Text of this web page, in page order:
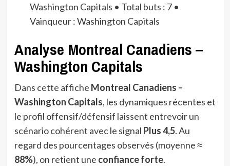
Washington Capitals • Total buts : 7 •
Vainqueur : Washington Capitals
Analyse Montreal Canadiens –
Washington Capitals
Dans cette affiche Montreal Canadiens –
Washington Capitals, les dynamiques récentes et
le profil offensif/défensif laissent entrevoir un
scénario cohérent avec le signal Plus 4,5. Au
regard des pourcentages observés (moyenne ≈
88%), on retient une confiance forte.